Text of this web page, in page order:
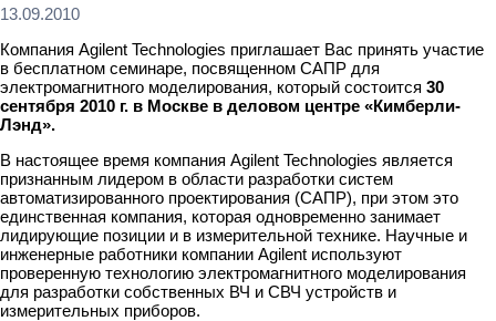
13.09.2010
Компания Agilent Technologies приглашает Вас принять участие
в бесплатном семинаре, посвященном САПР для
электромагнитного моделирования, который состоится 30
сентября 2010 г. в Москве в деловом центре «Кимберли-
Лэнд».
В настоящее время компания Agilent Technologies является
признанным лидером в области разработки систем
автоматизированного проектирования (САПР), при этом это
единственная компания, которая одновременно занимает
лидирующие позиции и в измерительной технике. Научные и
инженерные работники компании Agilent используют
проверенную технологию электромагнитного моделирования
для разработки собственных ВЧ и СВЧ устройств и
измерительных приборов.